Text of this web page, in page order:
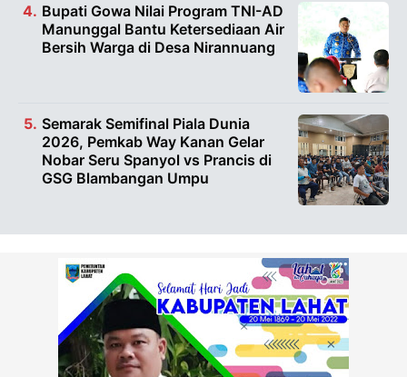
Bupati Gowa Nilai Program TNI-AD
Manunggal Bantu Ketersediaan Air
Bersih Warga di Desa Nirannuang
Semarak Semifinal Piala Dunia
2026, Pemkab Way Kanan Gelar
Nobar Seru Spanyol vs Prancis di
GSG Blambangan Umpu